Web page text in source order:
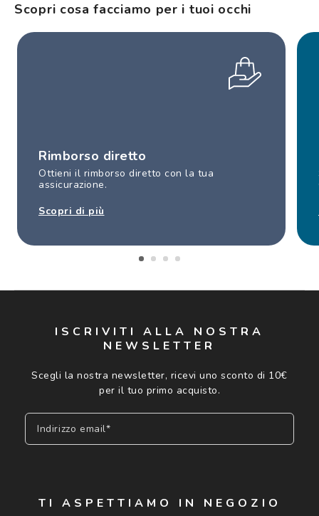
Scopri cosa facciamo per i tuoi occhi
Rimborso diretto
Ottieni il rimborso diretto con la tua
assicurazione.
Scopri di più
ISCRIVITI ALLA NOSTRA
NEWSLETTER
Scegli la nostra newsletter, ricevi uno sconto di 10€
per il tuo primo acquisto.
Indirizzo email*
TI ASPETTIAMO IN NEGOZIO